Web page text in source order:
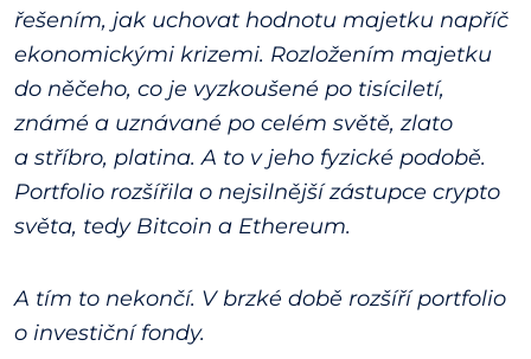
řešením, jak uchovat hodnotu majetku napříč
ekonomickými krizemi. Rozložením majetku
do něčeho, co je vyzkoušené po tisíciletí,
známé a uznávané po celém světě, zlato
a stříbro, platina. A to v jeho fyzické podobě.
Portfolio rozšířila o nejsilnější zástupce crypto
světa, tedy Bitcoin a Ethereum.
A tím to nekončí. V brzké době rozšíří portfolio
o investiční fondy.